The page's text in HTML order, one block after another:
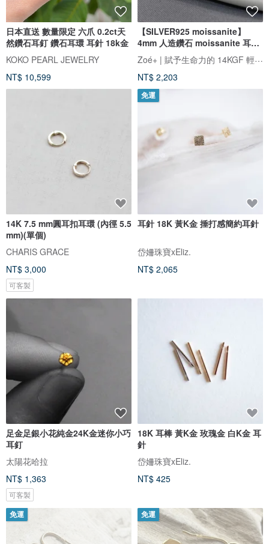
日本直送 數量限定 六爪 0.2ct天
然鑽石耳釘 鑽石耳環 耳針 18k金
KOKO PEARL JEWELRY
NT$ 10,599
【SILVER925 moissanite】
4mm 人造鑽石 moissanite 耳環
SILVER925E3 四月誕生石
Zoé+ | 賦予生命力的 14KGF 輕珠寶
NT$ 2,203
14K 7.5 mm圓耳扣耳環 (內徑 5.5
mm)(單個)
CHARIS GRACE
NT$ 3,000
可客製
免運
耳針 18K 黃K金 捶打感簡約耳針
岱姍珠寶xEliz.
NT$ 2,065
足金足銀小花純金24K金迷你小巧
耳釘
太陽花哈拉
NT$ 1,363
可客製
18K 耳棒 黃K金 玫瑰金 白K金 耳
針
岱姍珠寶xEliz.
NT$ 425
免運 免運